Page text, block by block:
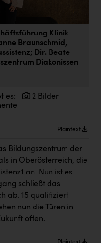
Klinik
Braunschmid,
Dir. Beate
Diakonissen
es:
2 Bilder
Plaintext
Bildungszentrum der
in Oberösterreich, die
an. Nun ist es
schließt das
ab. 15 qualifiziert
nun die Türen in
offen.